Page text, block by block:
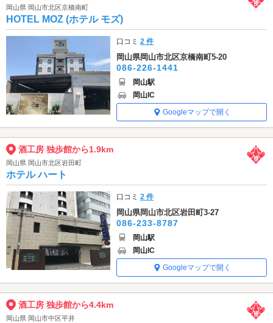
岡山県 岡山市北区京橋南町
HOTEL MOZ (ホテル モズ)
口コミ2 件
岡山県岡山市北区京橋南町5-20
086-226-1441
岡山駅
岡山IC
Googleマップで開く
酒工房 独歩館から1.9km
岡山県 岡山市北区岩田町
ホテル ハート
口コミ2 件
岡山県岡山市北区岩田町3-27
086-233-8787
岡山駅
岡山IC
Googleマップで開く
酒工房 独歩館から4.4km
岡山県 岡山市中区平井